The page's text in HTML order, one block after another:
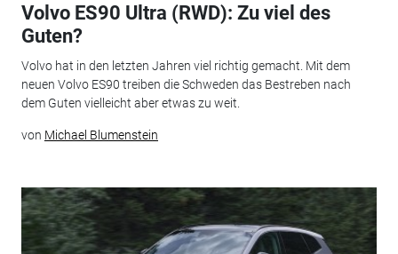
Volvo ES90 Ultra (RWD): Zu viel des
Guten?
Volvo hat in den letzten Jahren viel richtig gemacht. Mit dem
neuen Volvo ES90 treiben die Schweden das Bestreben nach
dem Guten vielleicht aber etwas zu weit.
von Michael Blumenstein